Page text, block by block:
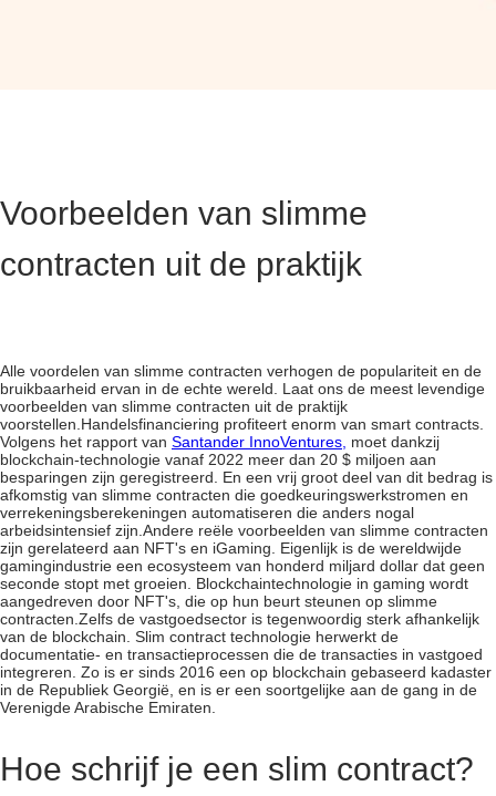
Voorbeelden van slimme
contracten uit de praktijk
Alle voordelen van slimme contracten verhogen de populariteit en de
bruikbaarheid ervan in de echte wereld. Laat ons de meest levendige
voorbeelden van slimme contracten uit de praktijk
voorstellen. Handelsfinanciering profiteert enorm van smart contracts.
Volgens het rapport van Santander InnoVentures, moet dankzij
blockchain-technologie vanaf 2022 meer dan 20 $ miljoen aan
besparingen zijn geregistreerd. En een vrij groot deel van dit bedrag is
afkomstig van slimme contracten die goedkeuringswerkstromen en
verrekeningsberekeningen automatiseren die anders nogal
arbeidsintensief zijn. Andere reële voorbeelden van slimme contracten
zijn gerelateerd aan NFT's en iGaming. Eigenlijk is de wereldwijde
gamingindustrie een ecosysteem van honderd miljard dollar dat geen
seconde stopt met groeien. Blockchaintechnologie in gaming wordt
aangedreven door NFT's, die op hun beurt steunen op slimme
contracten. Zelfs de vastgoedsector is tegenwoordig sterk afhankelijk
van de blockchain. Slim contract technologie herwerkt de
documentatie- en transactieprocessen die de transacties in vastgoed
integreren. Zo is er sinds 2016 een op blockchain gebaseerd kadaster
in de Republiek Georgië, en is er een soortgelijke aan de gang in de
Verenigde Arabische Emiraten.
Hoe schrijf je een slim contract?